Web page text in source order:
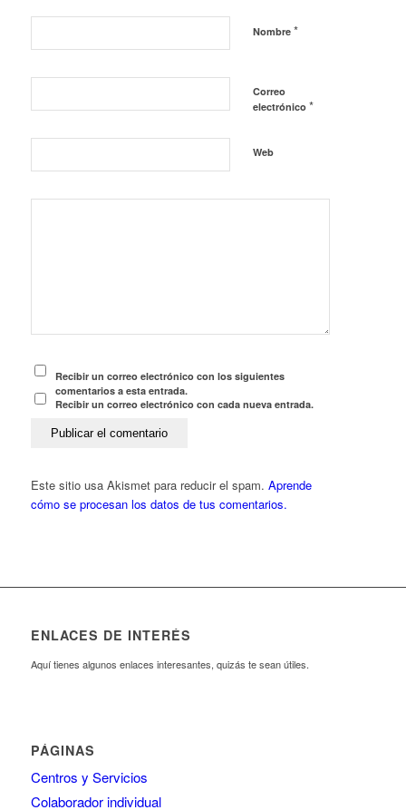
Nombre *
Correo
electrónico *
Web
Recibir un correo electrónico con los siguientes
comentarios a esta entrada.
Recibir un correo electrónico con cada nueva entrada.
Este sitio usa Akismet para reducir el spam. Aprende
cómo se procesan los datos de tus comentarios.
ENLACES DE INTERÉS
Aquí tienes algunos enlaces interesantes, quizás te sean útiles.
PÁGINAS
Centros y Servicios
Colaborador individual